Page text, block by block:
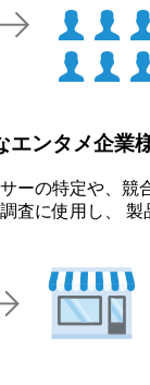
エンタメ企業
ーの特定や、競
査に使用し、